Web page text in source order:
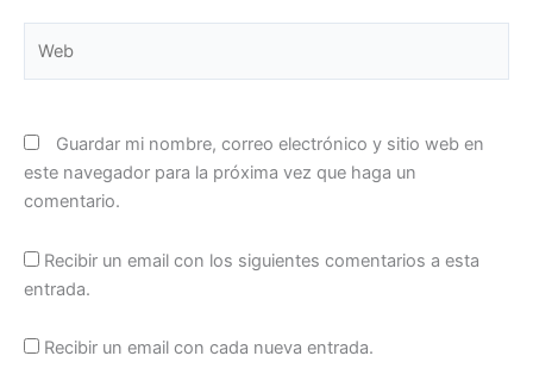
Guardar mi nombre, correo electrónico y sitio web en
este navegador para la próxima vez que haga un
comentario.
Recibir un email con los siguientes comentarios a esta
entrada.
Recibir un email con cada nueva entrada.